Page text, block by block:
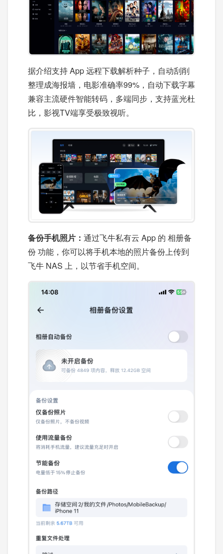
据介绍支持 App 远程下载解析种子，自动刮削
整理成海报墙，电影准确率99%，自动下载字幕
兼容主流硬件智能转码，多端同步，支持蓝光杜
比，影视TV端享受极致视听。
备份手机照片： 通过飞牛私有云 App 的 相册备
份 功能，你可以将手机本地的照片备份上传到
飞牛 NAS 上，以节省手机空间。